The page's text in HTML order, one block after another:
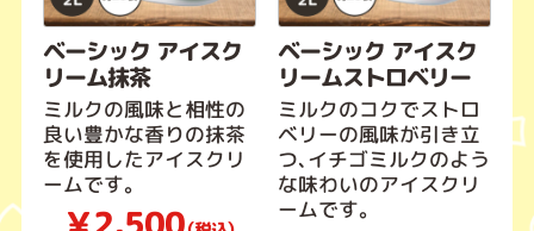
ベーシック アイスク
リーム抹茶
ミルクの風味と相性の
良い豊かな香りの抹茶
を使用したアイスクリ
ームです。
ベーシック アイスク
リームストロベリー
ミルクのコクでストロ
ベリーの風味が引き立
つ、イチゴミルクのよう
な味わいのアイスクリ
ームです。